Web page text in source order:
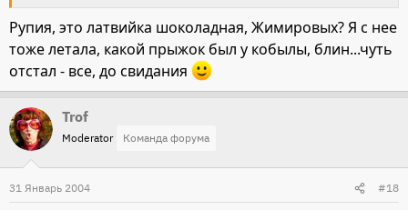
Рупия, это латвийка шоколадная, Жимировых? Я с нее
тоже летала, какой прыжок был у кобылы, блин...чуть
отстал - все, до свидания
Trof
Moderator Команда форума
31 Январь 2004 #18